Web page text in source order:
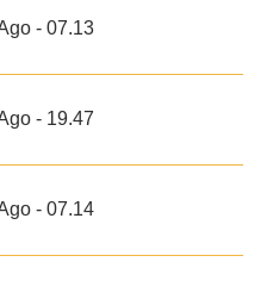
- 07.13
- 19.47
- 07.14